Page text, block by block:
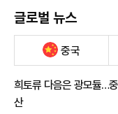
글로벌 뉴스
중국
희토류 다음은 광모듈…
산